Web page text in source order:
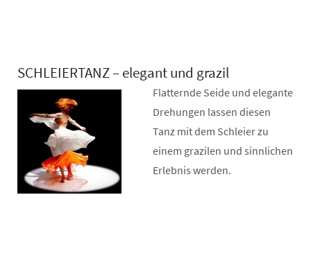
SCHLEIERTANZ – elegant und grazil
Flatternde Seide und elegante
Drehungen lassen diesen
Tanz mit dem Schleier zu
einem grazilen und sinnlichen
Erlebnis werden.